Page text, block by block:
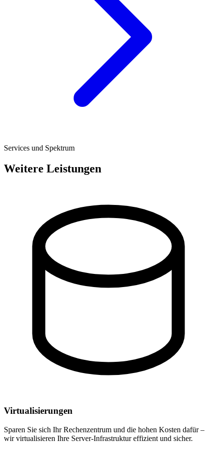
Services und Spektrum
Weitere Leistungen
Virtualisierungen
Sparen Sie sich Ihr Rechenzentrum und die hohen Kosten dafür –
wir virtualisieren Ihre Server-Infrastruktur effizient und sicher.